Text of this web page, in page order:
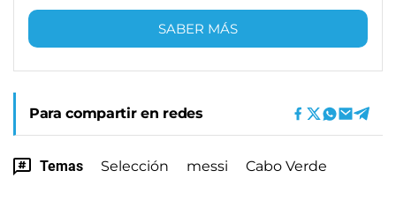
SABER MÁS
Para compartir en redes
Temas Selección messi Cabo Verde